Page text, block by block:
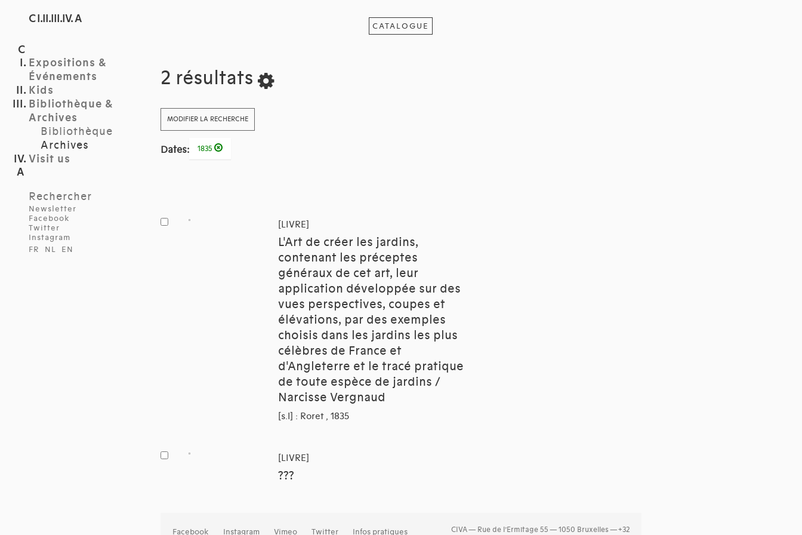
C I.II.III.IV. A
Expositions &
Événements
Kids
Bibliothèque &
Archives
Bibliothèque
Archives
Visit us
Rechercher
Newsletter
Facebook
Twitter
Instagram
FR
NL EN
CATALOGUE
2 résultats
MODIFIER LA RECHERCHE
Dates: 1835
[LIVRE]
L'Art de créer les jardins,
contenant les préceptes
généraux de cet art, leur
application développée sur des
vues perspectives, coupes et
élévations, par des exemples
choisis dans les jardins les plus
célèbres de France et
d'Angleterre et le tracé pratique
de toute espèce de jardins /
Narcisse Vergnaud
[s.l] : Roret , 1835
[LIVRE]
???
Facebook Instagram Vimeo Twitter Infos pratiques CIVA — Rue de l’Ermitage 55 — 1050 Bruxelles — +32